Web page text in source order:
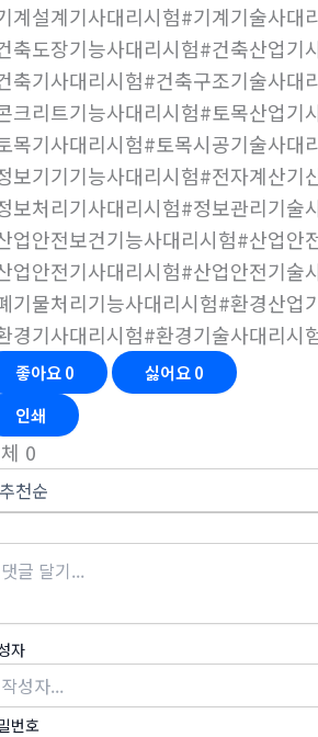
계설계기사대리시험#기계기술사대
축도장기능사대리시험#건축산업기
축기사대리시험#건축구조기술사대
크리트기능사대리시험#토목산업기
목기사대리시험#토목시공기술사대
보기기기능사대리시험#전자계산기
보처리기사대리시험#정보관리기술
업안전보건기능사대리시험#산업안
업안전기사대리시험#산업안전기술
기물처리기능사대리시험#환경산업
경기사대리시험#환경기술사대리시
좋아요0 싫어요0
인쇄
0
자
번호